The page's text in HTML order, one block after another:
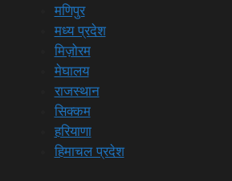
मणिपुर
मध्य प्रदेश
मिज़ोरम
मेघालय
राजस्थान
सिक्कम
हरियाणा
हिमाचल प्रदेश